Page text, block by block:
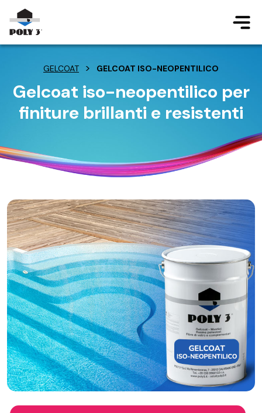
Salta al contenuto principale
GELCOAT > GELCOAT ISO-NEOPENTILICO
Gelcoat iso-neopentilico per
finiture brillanti e resistenti